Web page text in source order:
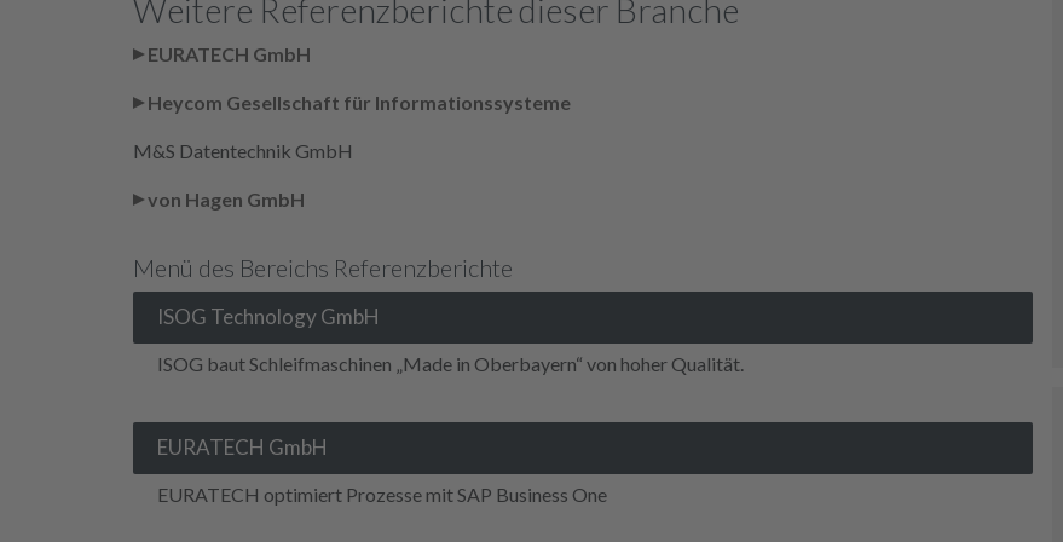
Weitere Referenzberichte dieser Branche
EURATECH GmbH
Heycom Gesellschaft für Informationssysteme
M&S Datentechnik GmbH
von Hagen GmbH
Menü des Bereichs Referenzberichte
ISOG Technology GmbH
ISOG baut Schleifmaschinen „Made in Oberbayern“ von hoher Qualität.
EURATECH GmbH
EURATECH optimiert Prozesse mit SAP Business One